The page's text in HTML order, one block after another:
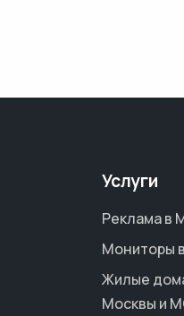
Услуги
Реклама в
Мониторы
Жилые
Москвы и